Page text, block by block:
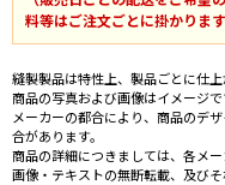
料等はご注文ごとに掛かりま
縫製製品は特性上、製品ごとに仕
商品の写真および画像はイメージ
メーカーの都合により、商品のデ
合があります。
商品の詳細につきましては、各メ
画像・テキストの無断転載、及び